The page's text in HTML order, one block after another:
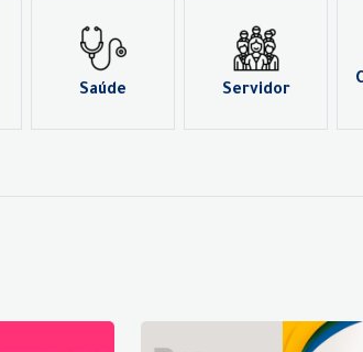
Saúde Servidor